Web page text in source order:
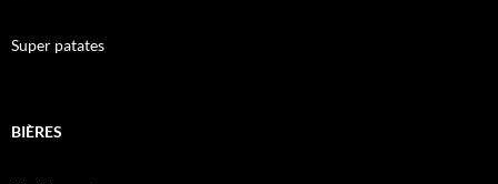
Super patates
BIÈRES